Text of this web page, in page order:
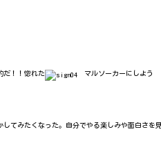
だ！！惚れた マルソーカーにしよう
てみたくなった。自分でやる楽しみや面白さを